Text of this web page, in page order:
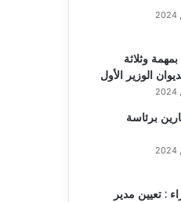
وثلاثة
الوزير الأول
برئاسة
: تعيين مدير